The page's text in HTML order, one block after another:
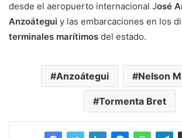
desde el aeropuerto internacional José
Anzoátegui y las embarcaciones en los
terminales marítimos del estado.
Anzoátegui Nelson
Tormenta Bret